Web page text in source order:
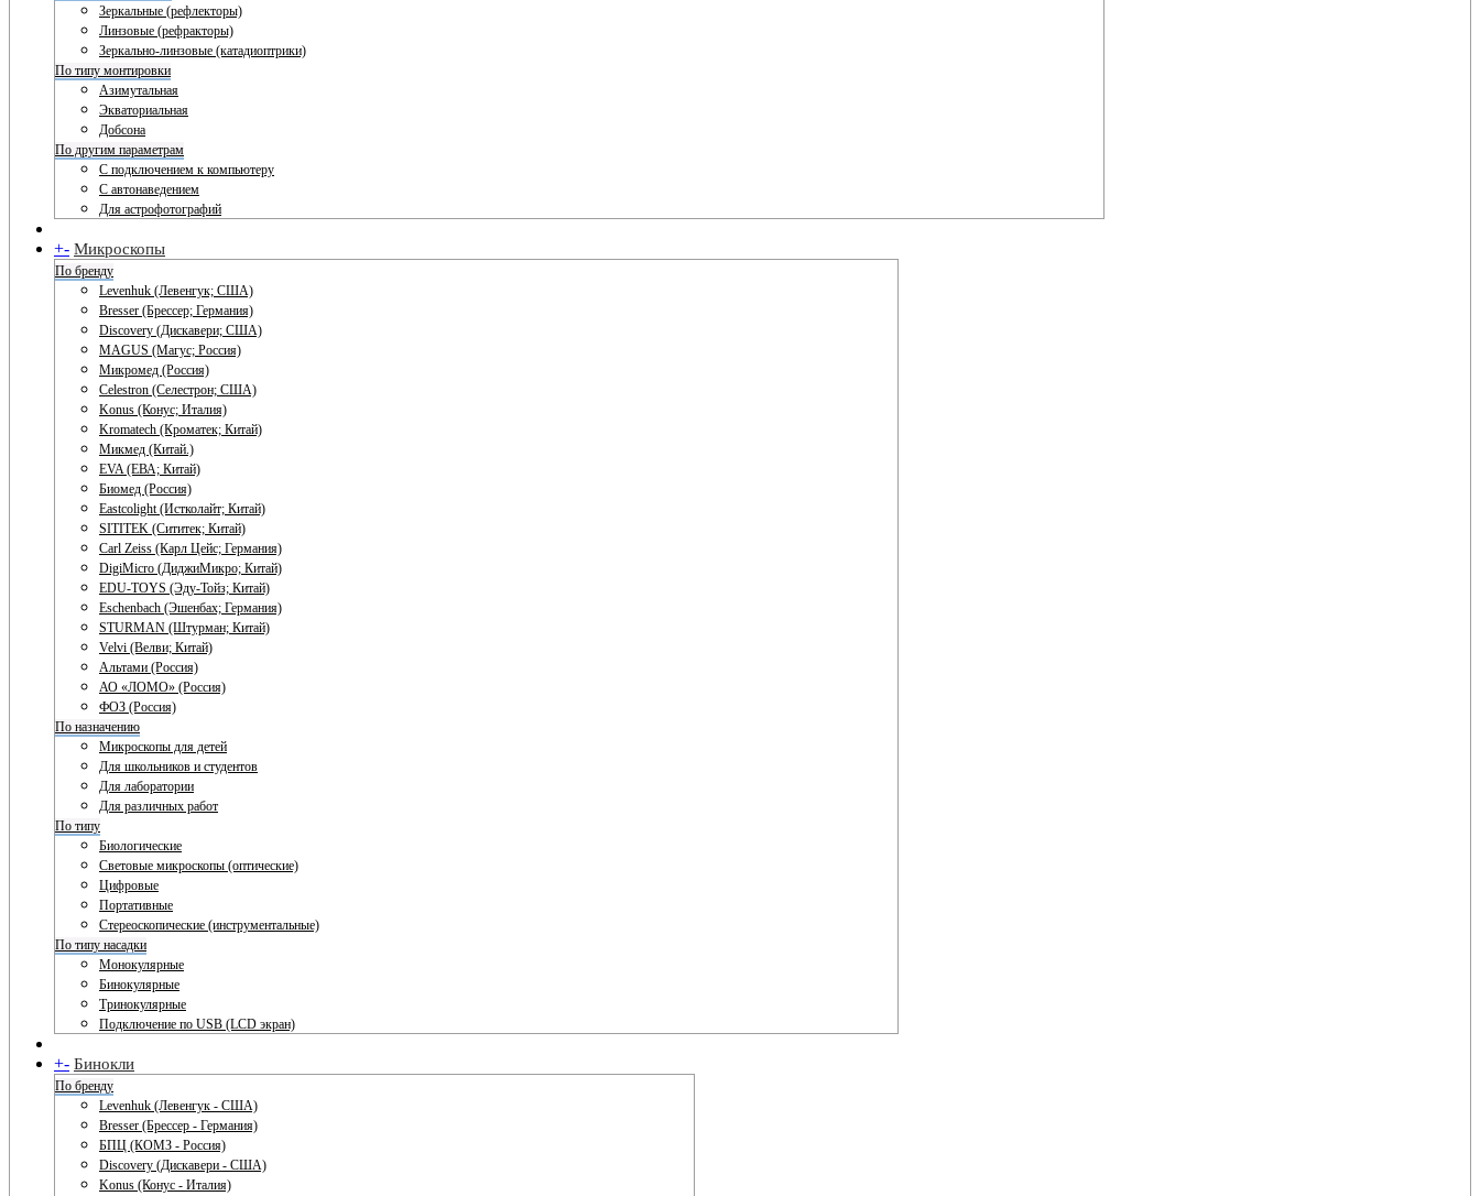
Зеркальные (рефлекторы)
Линзовые (рефракторы)
Зеркально-линзовые (катадиоптрики)
По типу монтировки
Азимутальная
Экваториальная
Добсона
По другим параметрам
С подключением к компьютеру
С автонаведением
Для астрофотографий
+- Микроскопы
По бренду
Levenhuk (Левенгук; США)
Bresser (Брессер; Германия)
Discovery (Дискавери; США)
MAGUS (Магус; Россия)
Микромед (Россия)
Celestron (Селестрон; США)
Konus (Конус; Италия)
Kromatech (Кроматек; Китай)
Микмед (Китай.)
EVA (ЕВА; Китай)
Биомед (Россия)
Eastcolight (Истколайт; Китай)
SITITEK (Сититек; Китай)
Carl Zeiss (Карл Цейс; Германия)
DigiMicro (ДиджиМикро; Китай)
EDU-TOYS (Эду-Тойз; Китай)
Eschenbach (Эшенбах; Германия)
STURMAN (Штурман; Китай)
Velvi (Велви; Китай)
Альтами (Россия)
АО «ЛОМО» (Россия)
ФОЗ (Россия)
По назначению
Микроскопы для детей
Для школьников и студентов
Для лаборатории
Для различных работ
По типу
Биологические
Световые микроскопы (оптические)
Цифровые
Портативные
Стереоскопические (инструментальные)
По типу насадки
Монокулярные
Бинокулярные
Тринокулярные
Подключение по USB (LCD экран)
+- Бинокли
По бренду
Levenhuk (Левенгук - США)
Bresser (Брессер - Германия)
БПЦ (КОМЗ - Россия)
Discovery (Дискавери - США)
Konus (Конус - Италия)